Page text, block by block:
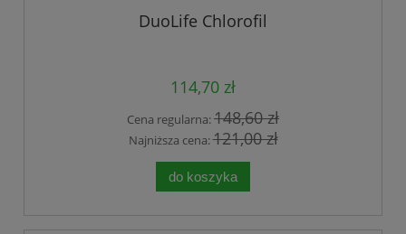
DuoLife Chlorofil
114,70 zł
Cena regularna:148,60 zł
Najniższa cena:121,00 zł
do koszyka